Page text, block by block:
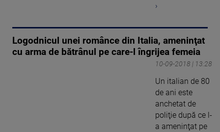
›
Logodnicul unei românce din Italia, ameninţat
cu arma de bătrânul pe care-l îngrijea femeia
10-09-2018 | 13:28
Un italian de 80
de ani este
anchetat de
poliţie după ce l-
a ameninţat pe